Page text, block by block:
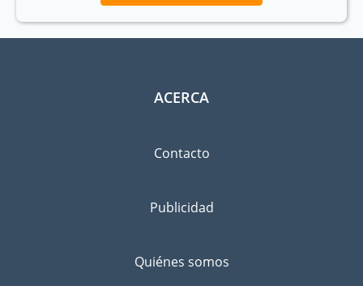
ACERCA
Contacto
Publicidad
Quiénes somos